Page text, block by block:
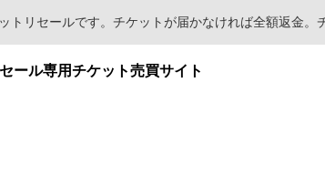
リセールです。チケットが届かなければ全額返金
ール専用チケット売買サイト